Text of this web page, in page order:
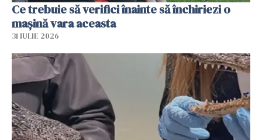
Ce trebuie să verifici înainte să închiriezi o
mașină vara aceasta
31 IULIE 2026